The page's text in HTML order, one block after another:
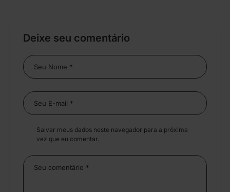
Deixe seu comentário
Salvar meus dados neste navegador para a próxima
vez que eu comentar.